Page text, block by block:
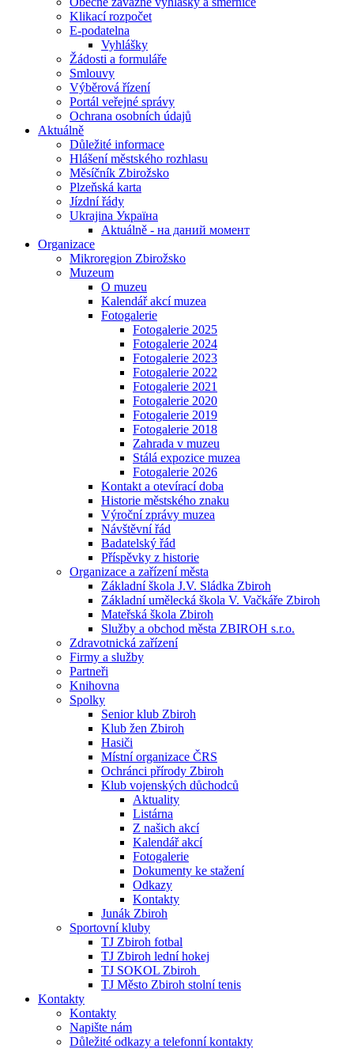
Klikací rozpočet
E-podatelna
Vyhlášky
Žádosti a formuláře
Smlouvy
Výběrová řízení
Portál veřejné správy
Ochrana osobních údajů
Aktuálně
Důležité informace
Hlášení městského rozhlasu
Měsíčník Zbirožsko
Plzeňská karta
Jízdní řády
Ukrajina Україна
Aktuálně - на даний момент
Organizace
Mikroregion Zbirožsko
Muzeum
O muzeu
Kalendář akcí muzea
Fotogalerie
Fotogalerie 2025
Fotogalerie 2024
Fotogalerie 2023
Fotogalerie 2022
Fotogalerie 2021
Fotogalerie 2020
Fotogalerie 2019
Fotogalerie 2018
Zahrada v muzeu
Stálá expozice muzea
Fotogalerie 2026
Kontakt a otevírací doba
Historie městského znaku
Výroční zprávy muzea
Návštěvní řád
Badatelský řád
Příspěvky z historie
Organizace a zařízení města
Základní škola J.V. Sládka Zbiroh
Základní umělecká škola V. Vačkáře Zbiroh
Mateřská škola Zbiroh
Služby a obchod města ZBIROH s.r.o.
Zdravotnická zařízení
Firmy a služby
Partneři
Knihovna
Spolky
Senior klub Zbiroh
Klub žen Zbiroh
Hasiči
Místní organizace ČRS
Ochránci přírody Zbiroh
Klub vojenských důchodců
Aktuality
Listárna
Z našich akcí
Kalendář akcí
Fotogalerie
Dokumenty ke stažení
Odkazy
Kontakty
Junák Zbiroh
Sportovní kluby
TJ Zbiroh fotbal
TJ Zbiroh lední hokej
TJ SOKOL Zbiroh
TJ Město Zbiroh stolní tenis
Kontakty
Kontakty
Napište nám
Důležité odkazy a telefonní kontakty